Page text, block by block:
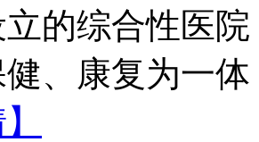
的综合性医
健、康复为一